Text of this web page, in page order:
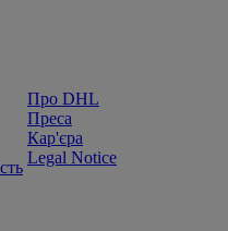
Про DHL
Преса
Кар'єра
Legal Notice